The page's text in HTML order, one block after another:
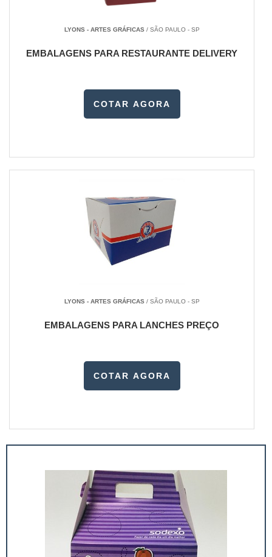
LYONS - ARTES GRÁFICAS/ SÃO PAULO - SP
EMBALAGENS PARA RESTAURANTE DELIVERY
COTAR AGORA
LYONS - ARTES GRÁFICAS/ SÃO PAULO - SP
EMBALAGENS PARA LANCHES PREÇO
COTAR AGORA